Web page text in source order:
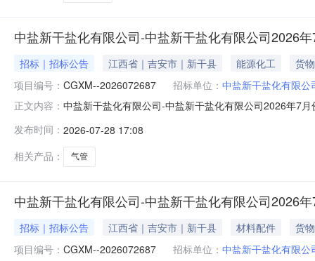
中盐新干盐化有限公司-中盐新干盐化有限公司2026
招标｜招标公告 江西省｜吉安市｜新干县 能源化工
货物
项目编号： CGXM--2026072687 招标单位： 中盐新干盐化有限公
正文内容： 中盐新干盐化有限公司-中盐新干盐化有限公司2026年7
型号计量单位数量备注114091301000247气管10mm-
发布时间： 2026-07-28 17:08
相关产品：
气管
中盐新干盐化有限公司-中盐新干盐化有限公司2026
招标｜招标公告 江西省｜吉安市｜新干县 材料配件
货物
项目编号： CGXM--2026072687 招标单位： 中盐新干盐化有限公